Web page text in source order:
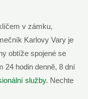
v zámku,
Karlovy‌ Vary je
obtíže spojené se
24 hodin denně, 8 dní⁤
služby. Nechte